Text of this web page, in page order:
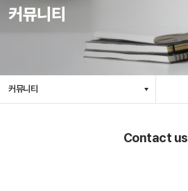
커뮤니티
커뮤니티
Contact us